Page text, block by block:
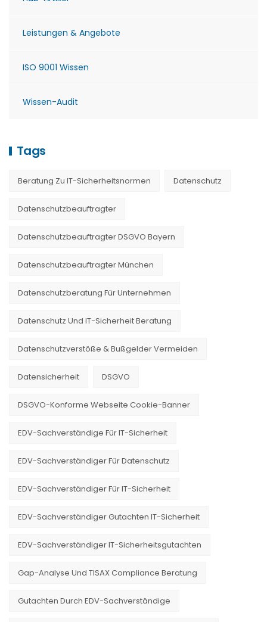
Leistungen & Angebote
ISO 9001 Wissen
Wissen-Audit
Tags
Beratung Zu IT-Sicherheitsnormen Datenschutz
Datenschutzbeauftragter
Datenschutzbeauftragter DSGVO Bayern
Datenschutzbeauftragter München
Datenschutzberatung Für Unternehmen
Datenschutz Und IT-Sicherheit Beratung
Datenschutzverstöße & Bußgelder Vermeiden
Datensicherheit DSGVO
DSGVO-Konforme Webseite Cookie-Banner
EDV-Sachverständige Für IT-Sicherheit
EDV-Sachverständiger Für Datenschutz
EDV-Sachverständiger Für IT-Sicherheit
EDV-Sachverständiger Gutachten IT-Sicherheit
EDV-Sachverständiger IT-Sicherheitsgutachten
Gap-Analyse Und TISAX Compliance Beratung
Gutachten Durch EDV-Sachverständige